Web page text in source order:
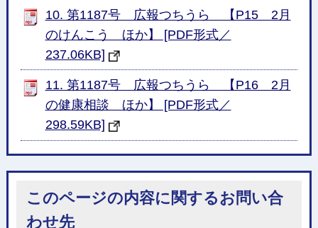
10. 第1187号 広報つちうら 【P15 2月
のけんこう ほか】 [PDF形式／
237.06KB]
11. 第1187号 広報つちうら 【P16 2月
の健康相談 ほか】 [PDF形式／
298.59KB]
このページの内容に関するお問い合
わせ先